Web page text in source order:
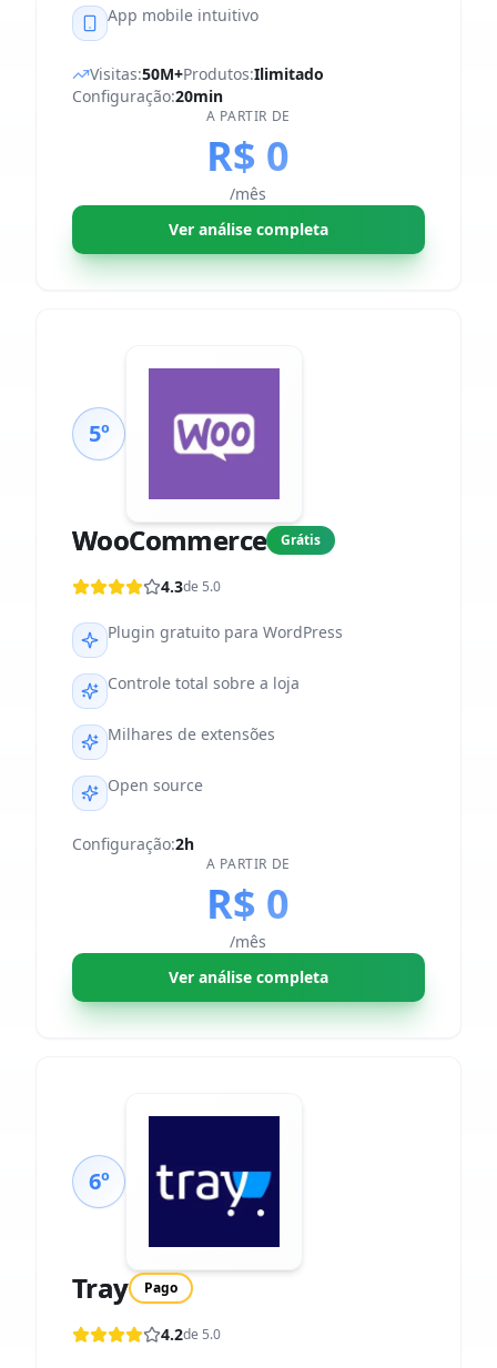
App mobile intuitivo
Visitas:50M+Produtos:Ilimitado
Configuração:20min
A PARTIR DE
R$ 0
/mês
Ver análise completa
5º
WooCommerce Grátis
4.3de 5.0
Plugin gratuito para WordPress
Controle total sobre a loja
Milhares de extensões
Open source
Configuração:2h
A PARTIR DE
R$ 0
/mês
Ver análise completa
6º
Tray Pago
4.2de 5.0